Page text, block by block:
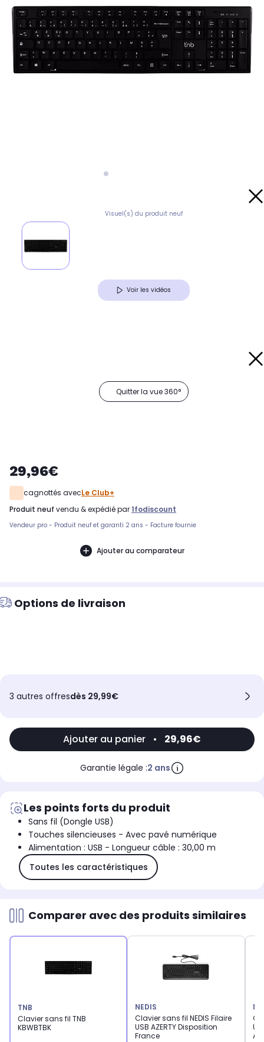
Visuel(s) du produit neuf
Voir les vidéos
Quitter la vue 360°
29,96€
cagnottés avecLe Club+
produit neuf vendu & expédié par1fodiscount
Vendeur pro - Produit neuf et garanti 2 ans - Facture fournie
Ajouter au comparateur
Options de livraison
3 autres offresdès 29,99€
Ajouter au panier • 29,96€
Garantie légale :2 ans
Les points forts du produit
Sans fil (Dongle USB)
Touches silencieuses - Avec pavé numérique
Alimentation : USB - Longueur câble : 30,00 m
Toutes les caractéristiques
Comparer avec des produits similaires
TNB
Clavier sans fil TNB
KBWBTBK
NEDIS
Clavier sans fil NEDIS Filaire
USB AZERTY Disposition
France